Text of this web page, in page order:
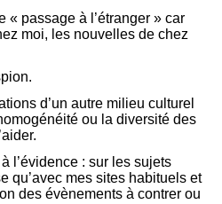
« passage à l’étranger » car
moi, les nouvelles de chez
d’un autre milieu culturel
ou la diversité des
l’évidence : sur les sujets
qu’avec mes sites habituels et
des évènements à contrer ou